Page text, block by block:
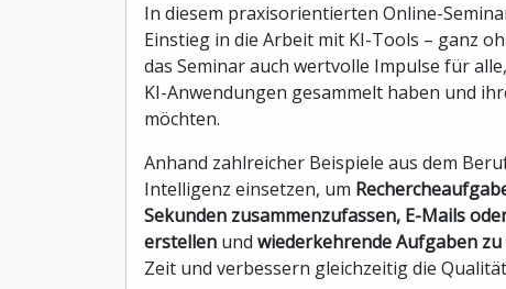
In diesem praxisorientierten Online-
Einstieg in die Arbeit mit KI-Tools – ganz
das Seminar auch wertvolle Impulse für
KI-Anwendungen gesammelt haben und
möchten.
Anhand zahlreicher Beispiele aus dem
Intelligenz einsetzen, um
Sekunden zusammenzufassen, E-Mails
erstellen und wiederkehrende Aufgaben
Zeit und verbessern gleichzeitig die